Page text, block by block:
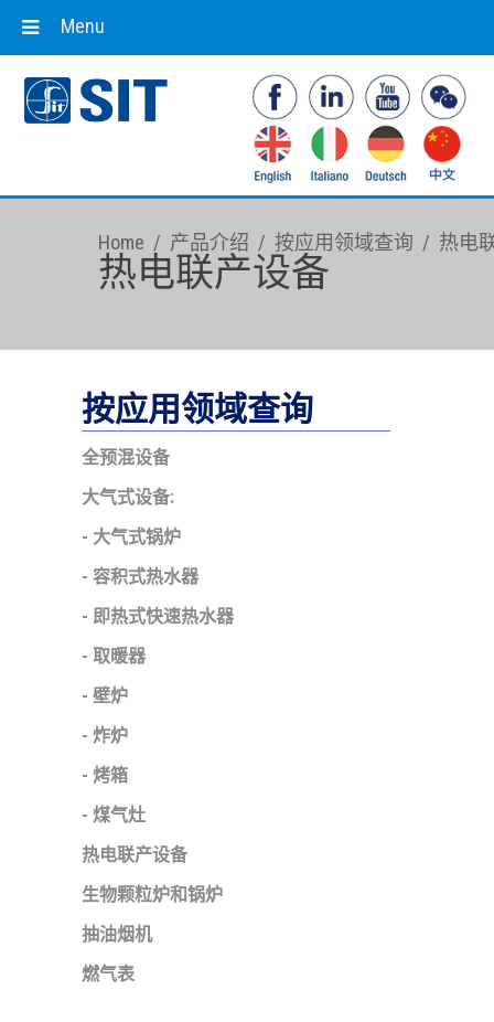
Home / 产品介绍 / 按应用领域查询 / 热电
热电联产设备
按应用领域查询
全预混设备
大气式设备:
- 大气式锅炉
- 容积式热水器
- 即热式快速热水器
- 取暖器
- 壁炉
- 炸炉
- 烤箱
- 煤气灶
热电联产设备
生物颗粒炉和锅炉
抽油烟机
燃气表
Menu